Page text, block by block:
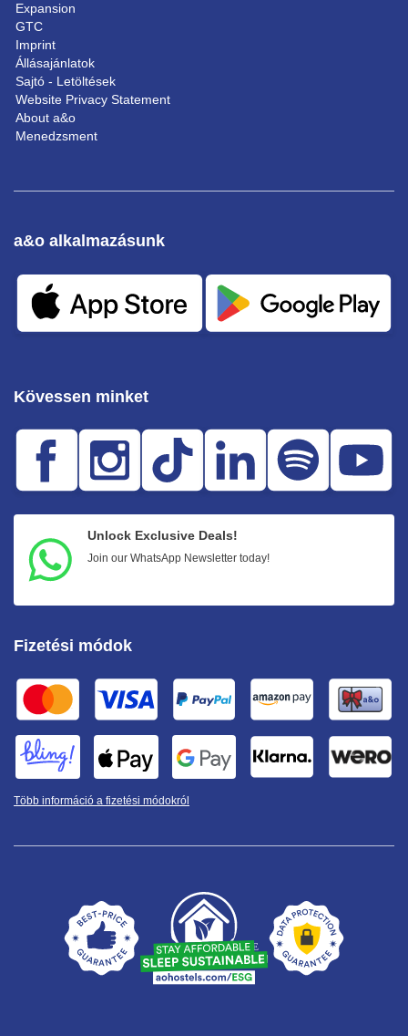
Expansion
GTC
Imprint
Állásajánlatok
Sajtó - Letöltések
Website Privacy Statement
About a&o
Menedzsment
Kövessen minket
Unlock Exclusive Deals!
Join our WhatsApp Newsletter today!
a&o alkalmazásunk
Fizetési módok
Több információ a fizetési módokról